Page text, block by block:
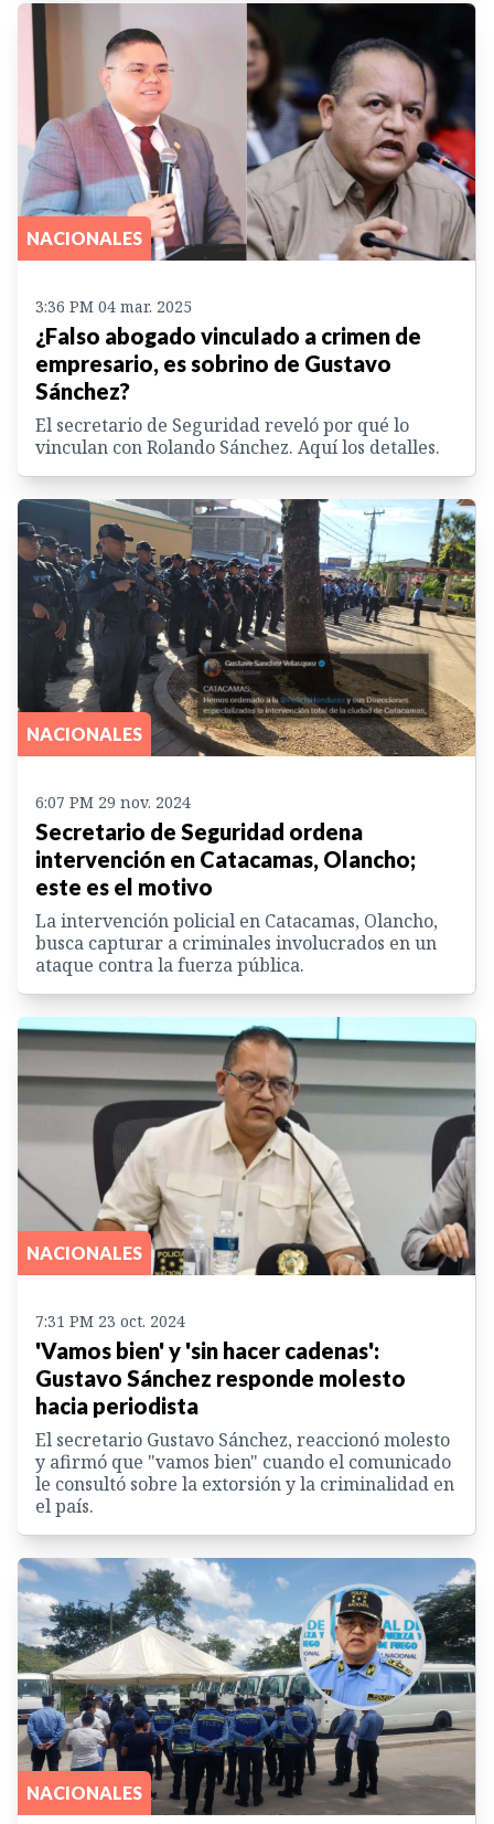
NACIONALES
3:36 PM 04 mar. 2025
¿Falso abogado vinculado a crimen de
empresario, es sobrino de Gustavo
Sánchez?
El secretario de Seguridad reveló por qué lo
vinculan con Rolando Sánchez. Aquí los detalles.
NACIONALES
6:07 PM 29 nov. 2024
Secretario de Seguridad ordena
intervención en Catacamas, Olancho;
este es el motivo
La intervención policial en Catacamas, Olancho,
busca capturar a criminales involucrados en un
ataque contra la fuerza pública.
NACIONALES
7:31 PM 23 oct. 2024
'Vamos bien' y 'sin hacer cadenas':
Gustavo Sánchez responde molesto
hacia periodista
El secretario Gustavo Sánchez, reaccionó molesto
y afirmó que "vamos bien" cuando el comunicado
le consultó sobre la extorsión y la criminalidad en
el país.
NACIONALES